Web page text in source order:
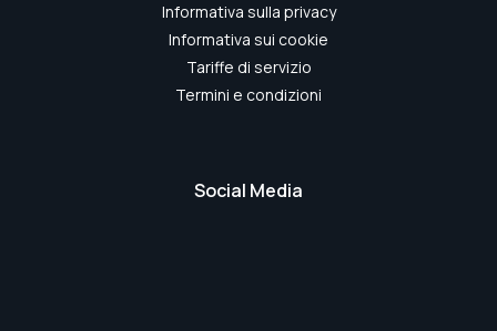
Informativa sulla privacy
Informativa sui cookie
Tariffe di servizio
Termini e condizioni
Social Media